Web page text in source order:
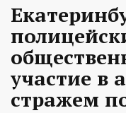
участие в
стражем